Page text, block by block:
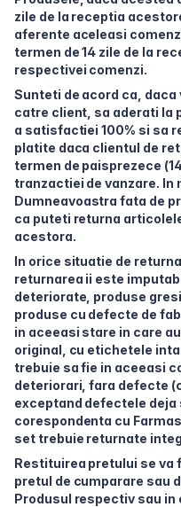
zile de la receptia
aferente aceleasi
termen de 14 zile de la
respectivei comenzi.
Sunteti de acord ca,
catre client, sa aderati la
a satisfactiei 100% si sa
platite daca clientul de
termen de paisprezece
tranzactiei de vanzare. In
Dumneavoastra fata de
ca puteti returna
acestora.
In orice situatie de
returnarea ii este
deteriorate, produse
produse cu defecte de
in aceeasi stare in care
original, cu etichetele
trebuie sa fie in aceeasi
deteriorari, fara defecte
exceptand defectele deja
corespondenta cu
set trebuie returnate
Restituirea pretului se va
pretul de cumparare sau
Produsul respectiv sau in